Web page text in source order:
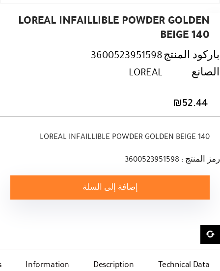
LOREAL INFAILLIBLE POWDER GOLDEN
BEIGE 140
باركود المنتج3600523951598
الصانع
LOREAL
₪52.44
LOREAL INFAILLIBLE POWDER GOLDEN BEIGE 140
رمز المنتج : 3600523951598
إضافة إلى السلة
Technical Data
Description
Information